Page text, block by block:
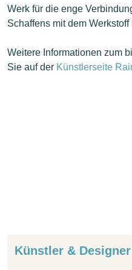
Werk für die enge
Schaffens mit dem Werkstoff
Weitere Informationen zum
Sie auf der Künstlerseite
Künstler & Designer